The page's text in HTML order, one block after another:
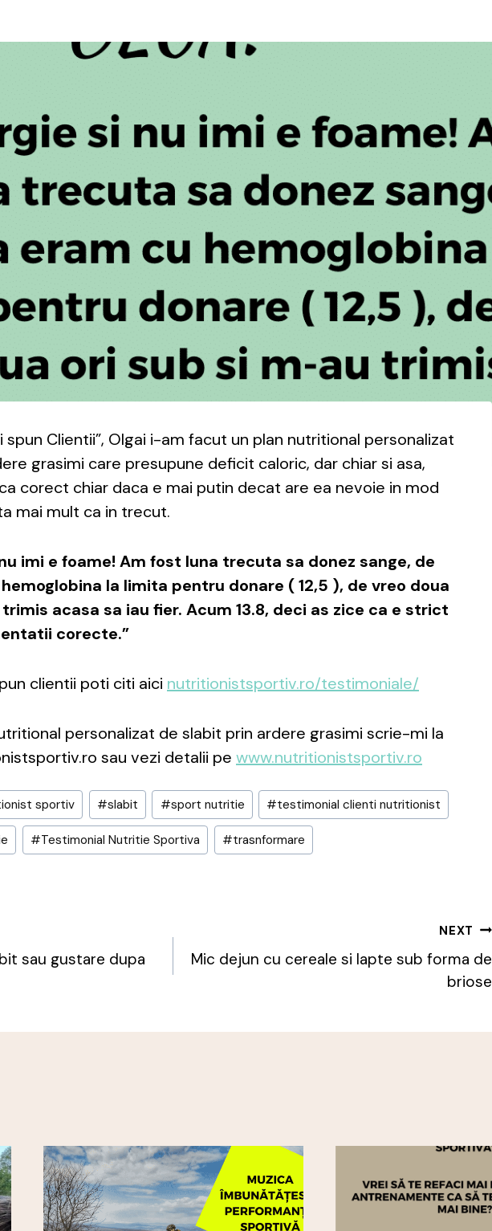
spun Clientii”, Olgai i-am facut un plan nutritional personalizat
grasimi care presupune deficit caloric, dar chiar si asa,
corect chiar daca e mai putin decat are ea nevoie in mod
mai mult ca in trecut.
imi e foame! Am fost luna trecuta sa donez sange, de
la limita pentru donare ( 12,5 ), de vreo doua
acasa sa iau fier. Acum 13.8, deci as zice ca e strict
corecte.”
clientii poti citi aici nutritionistsportiv.ro/testimoniale/
personalizat de slabit prin ardere grasimi scrie-mi la
sau vezi detalii pe www.nutritionistsportiv.ro
sportiv #slabit #sport nutritie #testimonial clienti nutritionist
#Testimonial Nutritie Sportiva #trasnformare
sau gustare dupa
NEXT
Mic dejun cu cereale si lapte sub forma de
briose